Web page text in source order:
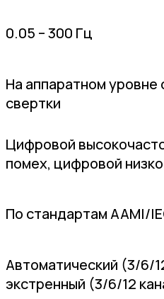
0.05 – 300 Гц
На аппаратном
свертки
Цифровой
помех, цифровой
По стандартам AAMI/
Автоматический (3/6/
экстренный (3/6/12